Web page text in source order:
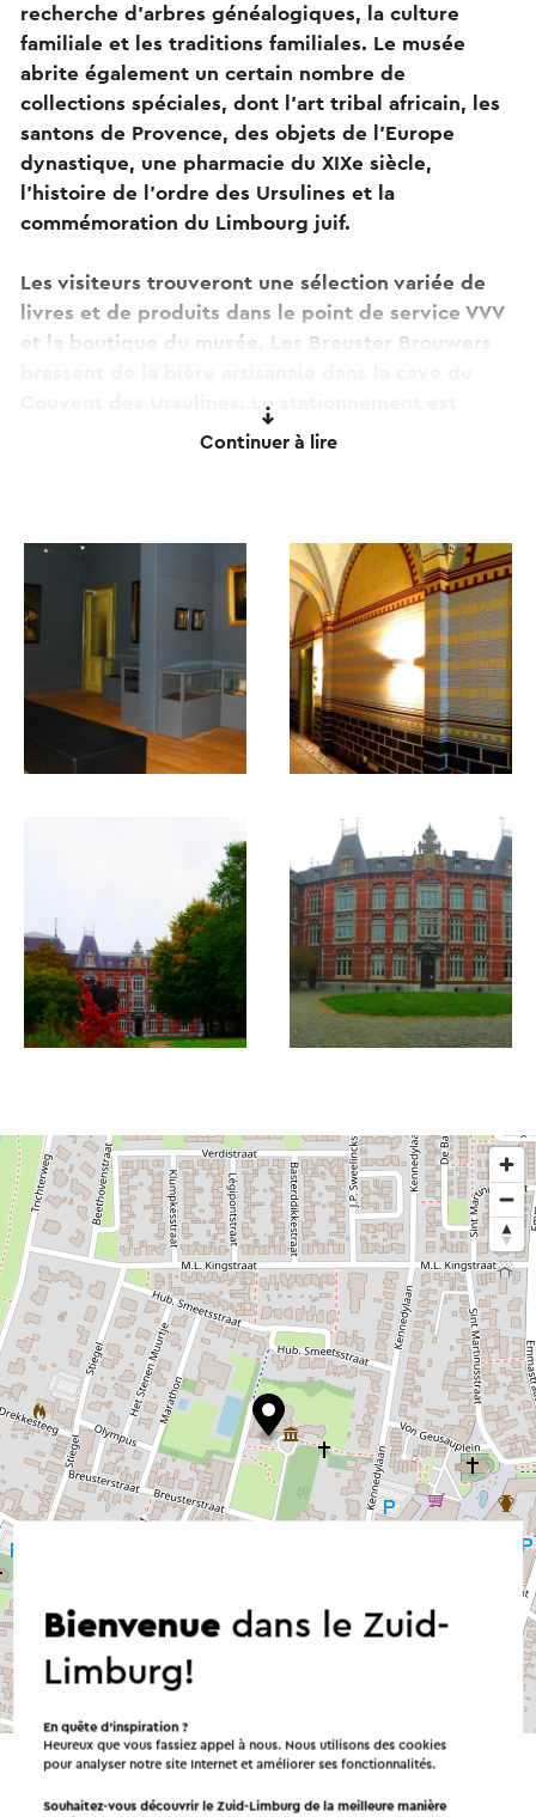
recherche d'arbres généalogiques, la culture
familiale et les traditions familiales. Le musée
abrite également un certain nombre de
collections spéciales, dont l'art tribal africain, les
santons de Provence, des objets de l'Europe
dynastique, une pharmacie du XIXe siècle,
l'histoire de l'ordre des Ursulines et la
commémoration du Limbourg juif.
Les visiteurs trouveront une sélection variée de
livres et de produits dans le point de service VVV
et la boutique du musée. Les Breuster Brouwers
Couvent des Ursulines. Le stationnement est
Continuer à lire
→ Planifier votre itinéraire
Bienvenuedans le Zuid-
Limburg!
En quête d’inspiration ?
Heureux que vous fassiez appel à nous. Nous utilisons des cookies
pour analyser notre site Internet et améliorer ses fonctionnalités.
Souhaitez-vous découvrir le Zuid-Limburg de la meilleure manière